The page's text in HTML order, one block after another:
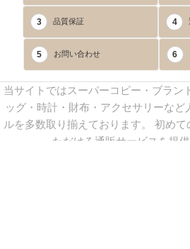
3 品質保証 4
5 お問い合わせ 6
当サイトではスーパーコピー・ブラン
ッグ・時計・財布・アクセサリーな
ルを多数取り揃えております。 初め
ただける通販サービスを提供